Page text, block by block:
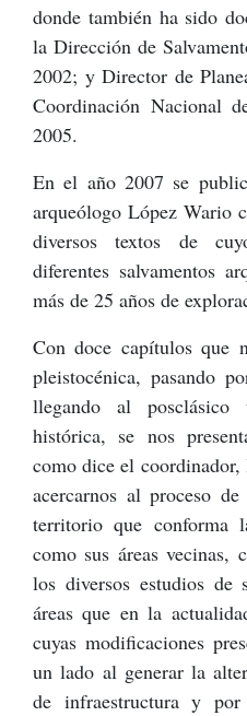
donde también ha sido
la Dirección de
2002; y Director de
Coordinación Nacional
2005.
En el año 2007 se
arqueólogo López Wario
diversos textos de
diferentes salvamentos
más de 25 años de
Con doce capítulos que
pleistocénica, pasando
llegando al
histórica, se nos
como dice el
acercarnos al proceso
territorio que conforma
como sus áreas vecinas,
los diversos estudios de
áreas que en la
cuyas modificaciones
un lado al generar la
de infraestructura y